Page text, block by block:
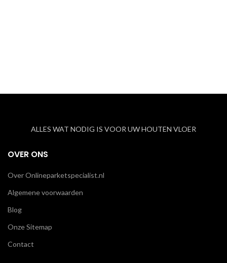
ALLES WAT NODIG IS VOOR UW HOUTEN VLOER
OVER ONS
Over Onlineparketspecialist.nl
Algemene voorwaarden
Blog
Onze Sitemap
Contact